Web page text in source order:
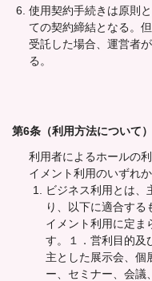
使用契約手続きは原則
ての契約締結となる。
受託した場合、運営者
る。
第6条（利用方法について）
利用者によるホールの
イメント利用のいずれか
ビジネス利用とは、
り、以下に適合する
イメント利用に定ま
す。１．営利目的及
主とした展示会、個
ー、セミナー、会議